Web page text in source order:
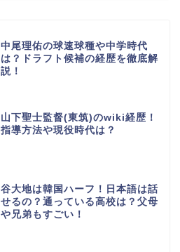
中尾理佑の球速球種や中学時代
は？ドラフト候補の経歴を徹底解
説！
山下聖士監督(東筑)のwiki経歴！
指導方法や現役時代は？
谷大地は韓国ハーフ！日本語は話
せるの？通っている高校は？父母
や兄弟もすごい！